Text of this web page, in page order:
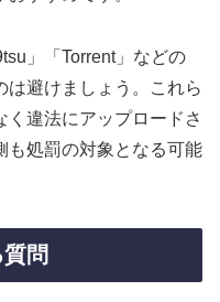
」「Torrent」などの
は避けましょう。これら
違法にアップロードさ
も処罰の対象となる可能
問